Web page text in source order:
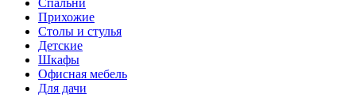
Прихожие
Столы и стулья
Детские
Шкафы
Офисная мебель
Для дачи